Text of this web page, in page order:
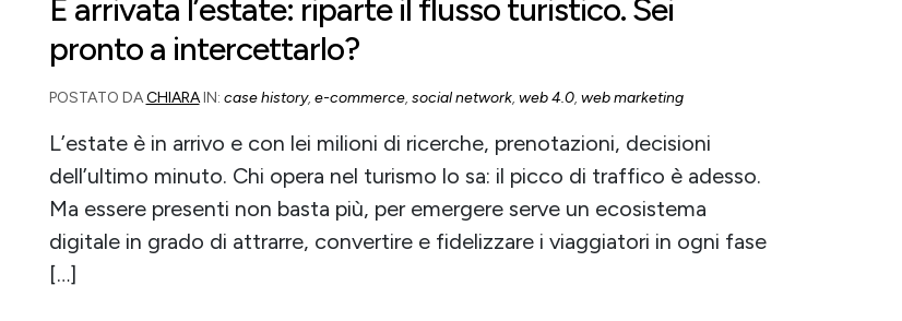
È arrivata l’estate: riparte il flusso turistico. Sei
pronto a intercettarlo?
POSTATO DACHIARAIN: case history, e-commerce, social network, web 4.0, web marketing
L’estate è in arrivo e con lei milioni di ricerche, prenotazioni, decisioni
dell’ultimo minuto. Chi opera nel turismo lo sa: il picco di traffico è adesso.
Ma essere presenti non basta più, per emergere serve un ecosistema
digitale in grado di attrarre, convertire e fidelizzare i viaggiatori in ogni fase
[…]